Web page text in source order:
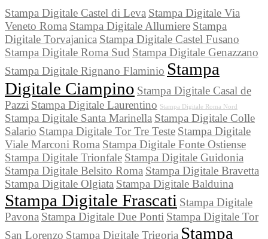
Stampa Digitale Castel di Leva Stampa Digitale Via
Veneto Roma Stampa Digitale Allumiere Stampa
Digitale Torvajanica Stampa Digitale Castel Fusano
Stampa Digitale Roma Sud Stampa Digitale Genazzano
Stampa Digitale Rignano Flaminio Stampa
Digitale Ciampino Stampa Digitale Casal de
Pazzi Stampa Digitale Laurentino Stampa Digitale Roma Nord
Stampa Digitale Santa Marinella Stampa Digitale Colle
Salario Stampa Digitale Tor Tre Teste Stampa Digitale
Viale Marconi Roma Stampa Digitale Fonte Ostiense
Stampa Digitale Trionfale Stampa Digitale Guidonia
Stampa Digitale Belsito Roma Stampa Digitale Bravetta
Stampa Digitale Olgiata Stampa Digitale Balduina
Stampa Digitale Frascati Stampa Digitale
Pavona Stampa Digitale Due Ponti Stampa Digitale Tor
San Lorenzo Stampa Digitale Trigoria Stampa